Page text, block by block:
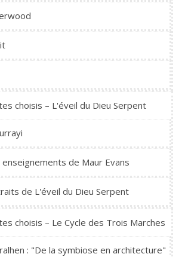
choisis – L'éveil du Dieu Serpent
de Maur Evans
de L'éveil du Dieu Serpent
choisis – Le Cycle des Trois Marches
: "De la symbiose en architecture"